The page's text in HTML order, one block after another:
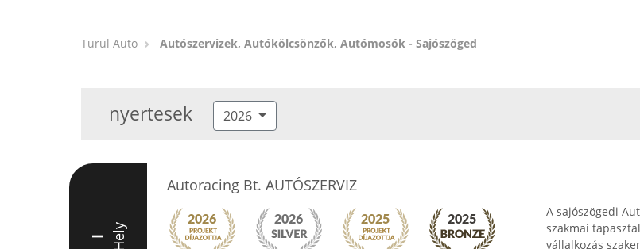
Turul Auto Autószervizek, Autókölcsönzők, Autómosók - Sajószöged
nyertesek 2026
I Hely
Autoracing Bt. AUTÓSZERVIZ
A sajószögedi
szakmai
vállalkozás